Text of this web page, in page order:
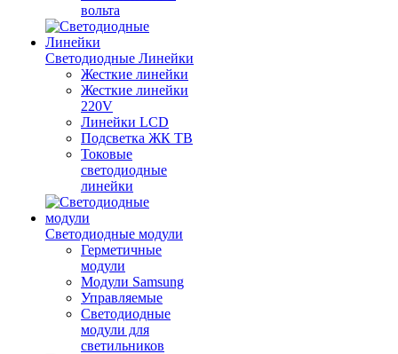
вольта
Светодиодные Линейки
Жесткие линейки
Жесткие линейки
220V
Линейки LCD
Подсветка ЖК ТВ
Токовые
светодиодные
линейки
Светодиодные модули
Герметичные
модули
Модули Samsung
Управляемые
Светодиодные
модули для
светильников